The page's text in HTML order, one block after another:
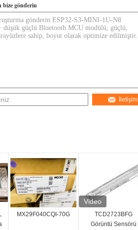
bize gönderin
İletişim
MX29F040CQI-70G
Video
TCD2723BFG
Görüntü Sensörü